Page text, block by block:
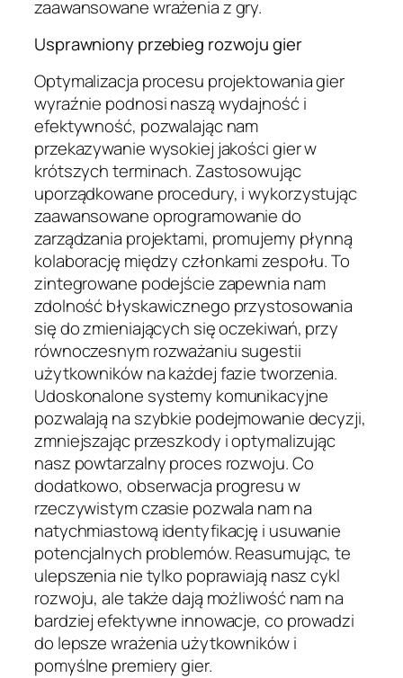
zaawansowane wrażenia z gry.
Usprawniony przebieg rozwoju gier
Optymalizacja procesu projektowania gier
wyraźnie podnosi naszą wydajność i
efektywność, pozwalając nam
przekazywanie wysokiej jakości gier w
krótszych terminach. Zastosowując
uporządkowane procedury, i wykorzystując
zaawansowane oprogramowanie do
zarządzania projektami, promujemy płynną
kolaborację między członkami zespołu. To
zintegrowane podejście zapewnia nam
zdolność błyskawicznego przystosowania
się do zmieniających się oczekiwań, przy
równoczesnym rozważaniu sugestii
użytkowników na każdej fazie tworzenia.
Udoskonalone systemy komunikacyjne
pozwalają na szybkie podejmowanie decyzji,
zmniejszając przeszkody i optymalizując
nasz powtarzalny proces rozwoju. Co
dodatkowo, obserwacja progresu w
rzeczywistym czasie pozwala nam na
natychmiastową identyfikację i usuwanie
potencjalnych problemów. Reasumując, te
ulepszenia nie tylko poprawiają nasz cykl
rozwoju, ale także dają możliwość nam na
bardziej efektywne innowacje, co prowadzi
do lepsze wrażenia użytkowników i
pomyślne premiery gier.